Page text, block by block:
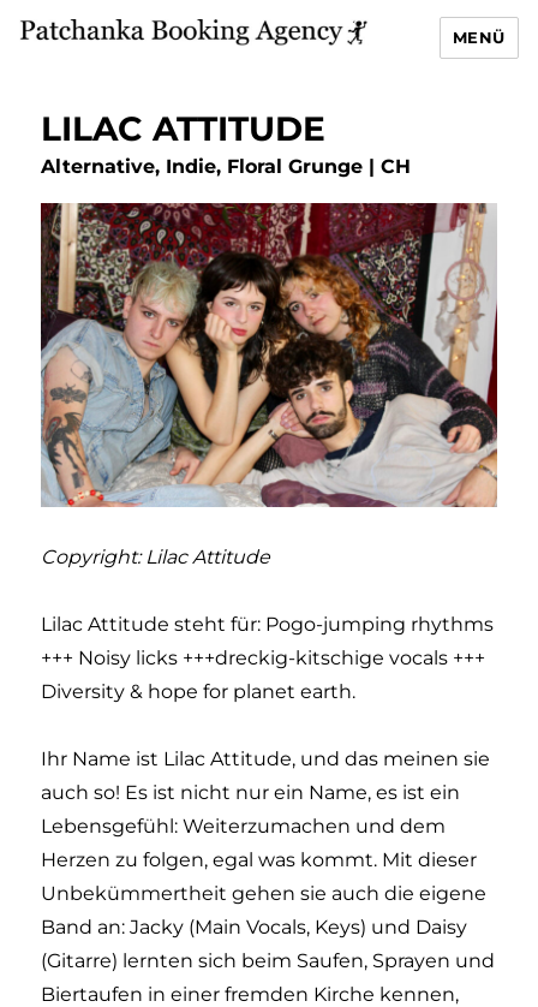
MENÜ
LILAC ATTITUDE
Alternative, Indie, Floral Grunge | CH
Copyright: Lilac Attitude
Lilac Attitude steht für: Pogo-jumping rhythms
+++ Noisy licks +++dreckig-kitschige vocals +++
Diversity & hope for planet earth.
Ihr Name ist Lilac Attitude, und das meinen sie
auch so! Es ist nicht nur ein Name, es ist ein
Lebensgefühl: Weiterzumachen und dem
Herzen zu folgen, egal was kommt. Mit dieser
Unbekümmertheit gehen sie auch die eigene
Band an: Jacky (Main Vocals, Keys) und Daisy
(Gitarre) lernten sich beim Saufen, Sprayen und
Biertaufen in einer fremden Kirche kennen,